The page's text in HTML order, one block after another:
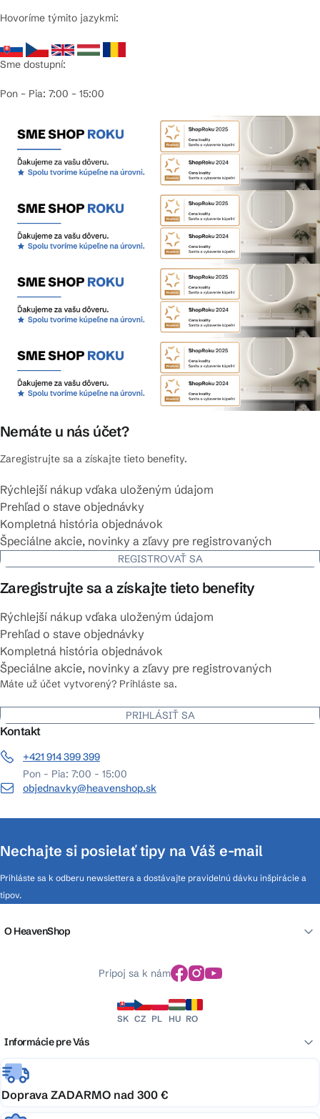
Hovoríme týmito jazykmi:
Sme dostupní:
Pon – Pia: 7:00 – 15:00
Nemáte u nás účet?
Zaregistrujte sa a získajte tieto benefity.
Rýchlejší nákup vďaka uloženým údajom
Prehľad o stave objednávky
Kompletná história objednávok
Špeciálne akcie, novinky a zľavy pre registrovaných
REGISTROVAŤ SA
Zaregistrujte sa a získajte tieto benefity
Rýchlejší nákup vďaka uloženým údajom
Prehľad o stave objednávky
Kompletná história objednávok
Špeciálne akcie, novinky a zľavy pre registrovaných
Máte už účet vytvorený? Prihláste sa.
PRIHLÁSIŤ SA
Kontakt
+421 914 399 399
Pon - Pia: 7:00 - 15:00
objednavky@heavenshop.sk
Nechajte si posielať tipy na Váš e-mail
Prihláste sa k odberu newslettera a dostávajte pravidelnú dávku inšpirácie a
tipov.
O HeavenShop
Pripoj sa k nám
SK CZ PL HU RO
Informácie pre Vás
Doprava ZADARMO nad 300 €